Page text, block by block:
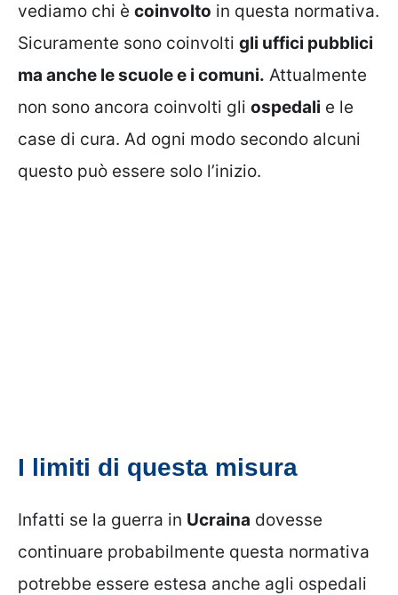
vediamo chi è coinvolto in questa normativa.
Sicuramente sono coinvolti gli uffici pubblici
ma anche le scuole e i comuni. Attualmente
non sono ancora coinvolti gli ospedali e le
case di cura. Ad ogni modo secondo alcuni
questo può essere solo l’inizio.
I limiti di questa misura
Infatti se la guerra in Ucraina dovesse
continuare probabilmente questa normativa
potrebbe essere estesa anche agli ospedali